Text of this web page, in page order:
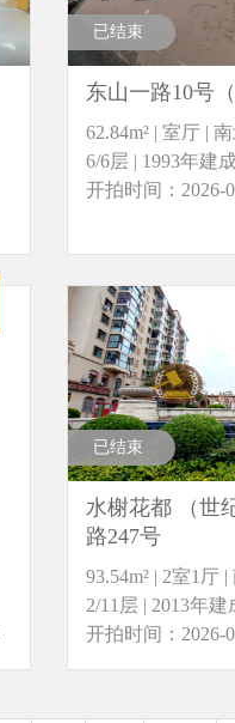
已结束
东山一路10号
62.84m² | 室厅 |
6/6层 | 1993年建
开拍时间：2026-
已结束
水榭花都 （世
路247号
93.54m² | 2室1厅
2/11层 | 2013年
开拍时间：2026-